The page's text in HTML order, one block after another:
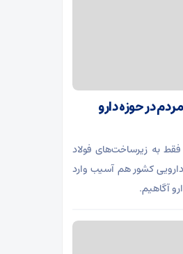
در حوزه دارو
به زیرساخت‌های فولاد
کشور هم آسیب وارد
آگاهیم.